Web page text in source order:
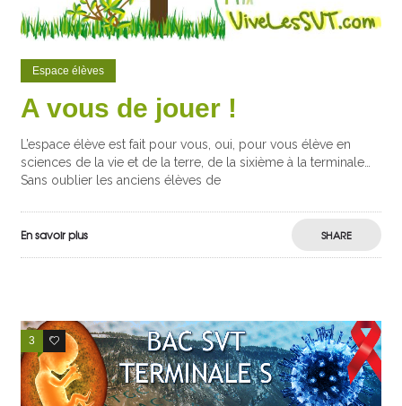
Espace élèves
A vous de jouer !
L’espace élève est fait pour vous, oui, pour vous élève en
sciences de la vie et de la terre, de la sixième à la terminale…
Sans oublier les anciens élèves de
En savoir plus SHARE
3 0